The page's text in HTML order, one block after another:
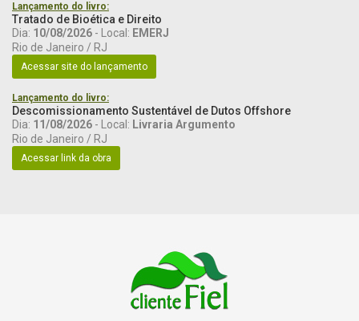
Lançamento do livro:
Tratado de Bioética e Direito
Dia: 10/08/2026 - Local: EMERJ
Rio de Janeiro / RJ
Acessar site do lançamento
Lançamento do livro:
Descomissionamento Sustentável de Dutos Offshore
Dia: 11/08/2026 - Local: Livraria Argumento
Rio de Janeiro / RJ
Acessar link da obra